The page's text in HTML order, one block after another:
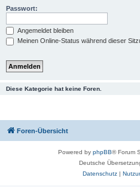
Passwort:
Angemeldet bleiben
Meinen Online-Status während dieser
Diese Kategorie hat keine Foren.
Foren-Übersicht
Powered by phpBB® Forum
Deutsche
Datenschutz|